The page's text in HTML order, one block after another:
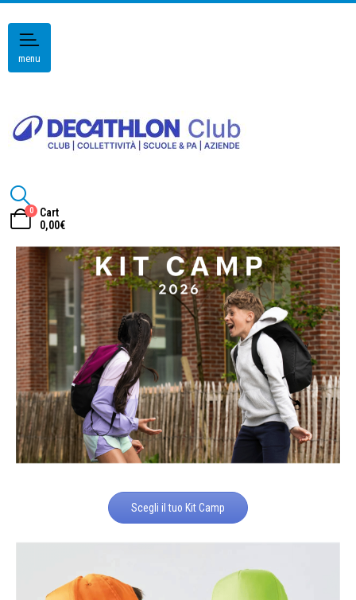
menu
0
Cart
0,00€
Scegli il tuo Kit Camp